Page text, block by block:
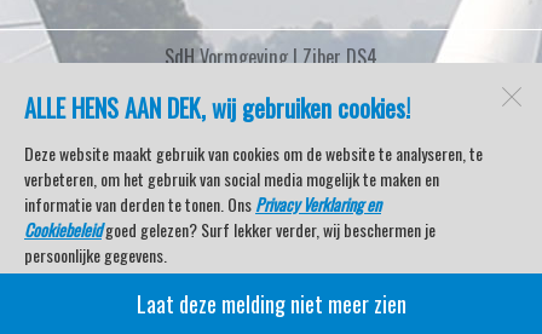
ALLE HENS AAN DEK, wij gebruiken cookies!
Deze website maakt gebruik van cookies om de website te analyseren, te
verbeteren, om het gebruik van social media mogelijk te maken en
informatie van derden te tonen. OnsPrivacy Verklaring en
Cookiebeleidgoed gelezen? Surf lekker verder, wij beschermen je
persoonlijke gegevens.
Veel kijkplezier met Watersport TV Beleving & Nieuws!
Laat deze melding niet meer zien
SdH Vormgeving |Ziber DS4